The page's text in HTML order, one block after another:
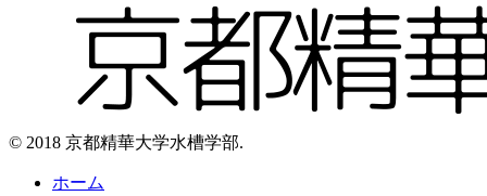
© 2018 京都精華大学水槽学部.
ホーム